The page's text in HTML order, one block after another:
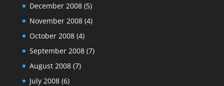
December 2008(5)
November 2008(4)
October 2008(4)
September 2008(7)
August 2008(7)
July 2008(6)